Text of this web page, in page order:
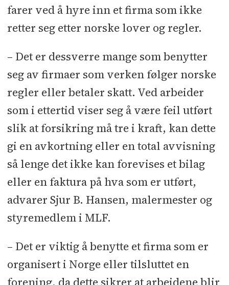
farer ved å hyre inn et firma som ikke
retter seg etter norske lover og regler.
– Det er dessverre mange som benytter
seg av firmaer som verken følger norske
regler eller betaler skatt. Ved arbeider
som i ettertid viser seg å være feil utført
slik at forsikring må tre i kraft, kan dette
gi en avkortning eller en total avvisning
så lenge det ikke kan forevises et bilag
eller en faktura på hva som er utført,
advarer Sjur B. Hansen, malermester og
styremedlem i MLF.
– Det er viktig å benytte et firma som er
organisert i Norge eller tilsluttet en